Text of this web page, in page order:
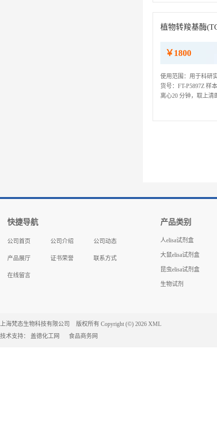
植物转羧基酶
￥1800
使用范围：用于科研
货号：FT-P5897Z 样
离心20 分钟，取上
快捷导航
公司首页 公司介绍 公司动态
产品展厅 证书荣誉 联系方式
在线留言
产品类别
人elisa试剂盒
大鼠elisa试剂盒
昆虫elisa试剂盒
生物试剂
上海梵态生物科技有限公司 版权所有 Copyright (©) 2026 XML
技术支持： 盖德化工网 食品商务网